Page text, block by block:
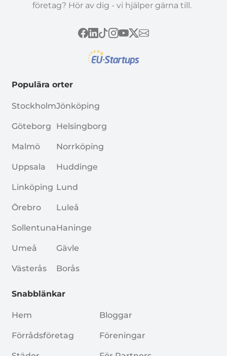
företag? Hör av dig - vi hjälper gärna till.
Populära orter
Stockholm
Göteborg
Malmö
Uppsala
Linköping
Örebro
Sollentuna
Umeå
Västerås
Jönköping
Helsingborg
Norrköping
Huddinge
Lund
Luleå
Haninge
Gävle
Borås
Snabblänkar
Hem
Förrådsföretag
Bloggar
Föreningar